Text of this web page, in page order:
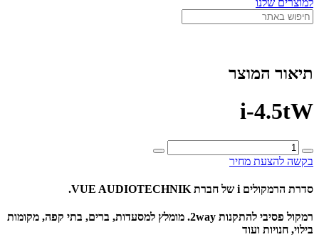
למוצרים שלנו
תיאור המוצר
i-4.5tW
כמות
של
4.5tW
בקשה להצעת מחיר
סדרת הרמקולים i של חברת VUE AUDIOTECHNIK.
רמקול פסיבי להתקנות 2way. מומלץ למסעדות, ברים, בתי קפה, מקומות
בילוי, חנויות ועוד